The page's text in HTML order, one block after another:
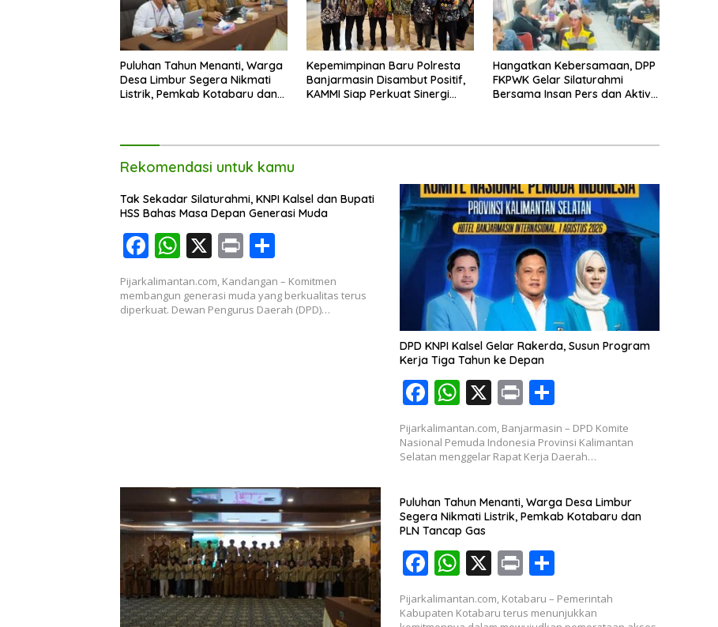
Puluhan Tahun Menanti, Warga
Desa Limbur Segera Nikmati
Listrik, Pemkab Kotabaru dan
Kepemimpinan Baru Polresta
Banjarmasin Disambut Positif,
KAMMI Siap Perkuat Sinergi
Hangatkan Kebersamaan, DPP
FKPWK Gelar Silaturahmi
Bersama Insan Pers dan Aktivis
Rekomendasi untuk kamu
Tak Sekadar Silaturahmi, KNPI Kalsel dan Bupati
HSS Bahas Masa Depan Generasi Muda
F
ac
e
b
W
h
at
s
X Pr
in
t
h
ar
e
Pijarkalimantan.com, Kandangan – Komitmen
membangun generasi muda yang berkualitas terus
diperkuat. Dewan Pengurus Daerah (DPD)…
DPD KNPI Kalsel Gelar Rakerda, Susun Program
Kerja Tiga Tahun ke Depan
F
ac
e
b
o
o
k
W
h
at
s
A
p
p
X Pr
in
t
S
h
ar
e
Pijarkalimantan.com, Banjarmasin – DPD Komite
Nasional Pemuda Indonesia Provinsi Kalimantan
Selatan menggelar Rapat Kerja Daerah…
Puluhan Tahun Menanti, Warga Desa Limbur
Segera Nikmati Listrik, Pemkab Kotabaru dan
PLN Tancap Gas
F
ac
e
W
h
at
X Pr
in
t
S
h
ar
Pijarkalimantan.com, Kotabaru – Pemerintah
Kabupaten Kotabaru terus menunjukkan